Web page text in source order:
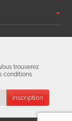
trouverez
conditions